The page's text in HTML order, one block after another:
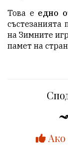
Това е едно
състезанията
на Зимните
памет на
Ако